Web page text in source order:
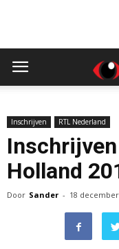
Inschrijven RTL Nederland
Holland
Door Sander - 18